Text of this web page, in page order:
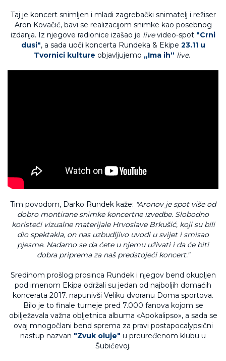
Taj je koncert snimljen i mladi zagrebački snimatelj i režiser
Aron Kovačić, bavi se realizacijom snimke kao posebnog
izdanja. Iz njegove radionice izašao je livevideo-spot "Crni
dusi", a sada uoči koncerta Rundeka & Ekipe 23.11 u
Tvornici kulture objavljujemo „Ima ih“ live.
Tim povodom, Darko Rundek kaže: "Aronov je spot više od
dobro montirane snimke koncertne izvedbe. Slobodno
koristeći vizualne materijale Hrvoslave Brkušić, koji su bili
dio spektakla, on nas uzbudljivo uvodi u svijet i smisao
pjesme. Nadamo se da ćete u njemu uživati i da će biti
dobra priprema za naš predstojeći koncert."
Sredinom prošlog prosinca Rundek i njegov bend okupljen
pod imenom Ekipa održali su jedan od najboljih domaćih
koncerata 2017. napunivši Veliku dvoranu Doma sportova.
Bilo je to finale turneje pred 7.000 fanova kojom se
obilježavala važna obljetnica albuma «Apokalipso», a sada se
ovaj mnogočlani bend sprema za pravi postapocalypsični
nastup nazvan "Zvuk oluje" u preuređenom klubu u
Šubićevoj.